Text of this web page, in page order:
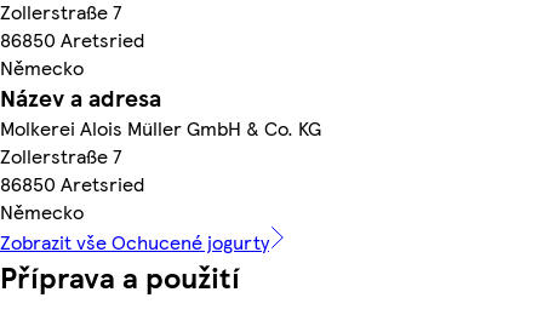
Zollerstraße 7
86850 Aretsried
Německo
Název a adresa
Molkerei Alois Müller GmbH & Co. KG
Zollerstraße 7
86850 Aretsried
Německo
Zobrazit vše Ochucené jogurty
Příprava a použití